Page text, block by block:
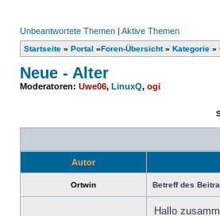
Unbeantwortete Themen | Aktive Themen
Startseite » Portal »Foren-Übersicht» Kategorie »
Neue - Alter
Moderatoren: Uwe06, LinuxQ, ogi
Ein neues Thema erstellen
Autor
Ortwin Betreff des
Hallo